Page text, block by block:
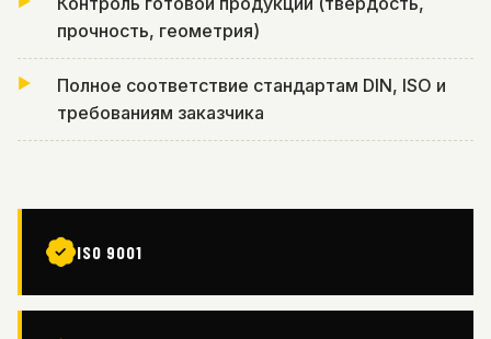
прочность, геометрия)
Полное соответствие стандартам DIN, ISO и
требованиям заказчика
ISO 9001